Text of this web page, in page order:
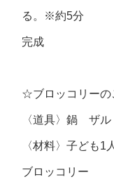
る。※約5分
完成
☆ブロッコリー
〈道具〉鍋 ザ
〈材料〉子ども1
ブロッコリ